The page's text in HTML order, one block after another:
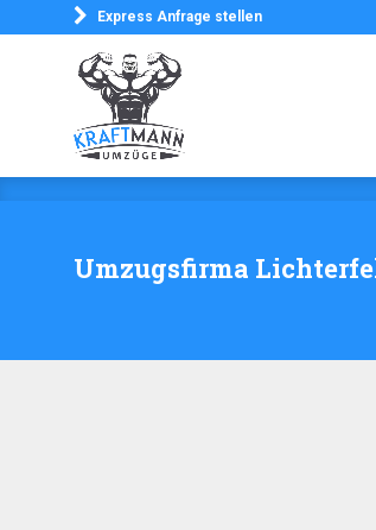
Express Anfrage stellen
Umzugsfirma